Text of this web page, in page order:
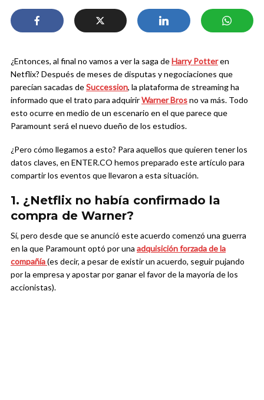
¿Entonces, al final no vamos a ver la saga deHarry Potteren
Netflix? Después de meses de disputas y negociaciones que
parecían sacadas deSuccession, la plataforma de streaming ha
informado que el trato para adquirirWarner Brosno va más. Todo
esto ocurre en medio de un escenario en el que parece que
Paramount será el nuevo dueño de los estudios.
¿Pero cómo llegamos a esto? Para aquellos que quieren tener los
datos claves, en ENTER.CO hemos preparado este artículo para
compartir los eventos que llevaron a esta situación.
1. ¿Netflix no había confirmado la
compra de Warner?
Sí, pero desde que se anunció este acuerdo comenzó una guerra
en la que Paramount optó por una adquisición forzada de la
compañía(es decir, a pesar de existir un acuerdo, seguir pujando
por la empresa y apostar por ganar el favor de la mayoría de los
accionistas).